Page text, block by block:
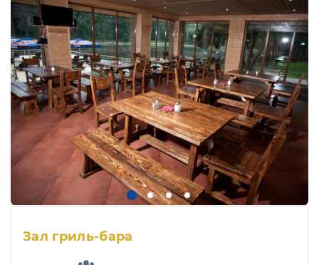
Зал гриль-бара